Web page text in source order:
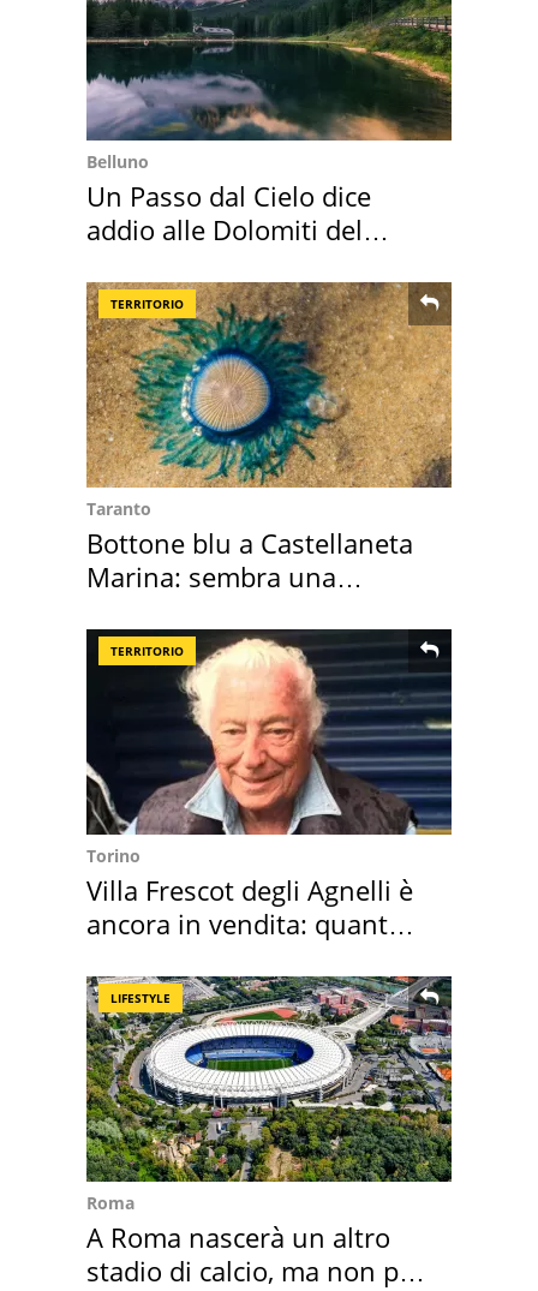
Belluno
Un Passo dal Cielo dice
addio alle Dolomiti del
TERRITORIO
Taranto
Bottone blu a Castellaneta
Marina: sembra una
TERRITORIO
Torino
Villa Frescot degli Agnelli è
ancora in vendita: quanto
LIFESTYLE
Roma
A Roma nascerà un altro
stadio di calcio, ma non per